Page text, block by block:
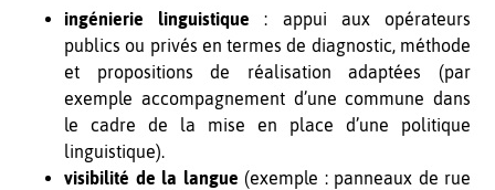
ingénierie linguistique : appui aux opérateurs
publics ou privés en termes de diagnostic, méthode
et propositions de réalisation adaptées (par
exemple accompagnement d’une commune dans
le cadre de la mise en place d’une politique
linguistique).
visibilité de la langue (exemple : panneaux de rue